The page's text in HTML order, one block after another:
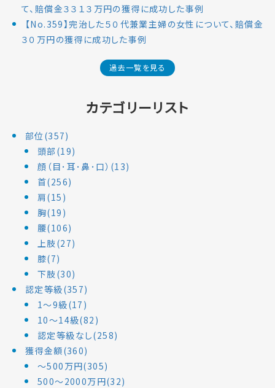
て、賠償金３３１３万円の獲得に成功した事例
【No.359】完治した５０代兼業主婦の女性について、賠償金
３０万円の獲得に成功した事例
過去一覧を見る
カテゴリーリスト
部位(357)
頭部(19)
顔（目･耳･鼻･口）(13)
首(256)
肩(15)
胸(19)
腰(106)
上肢(27)
膝(7)
下肢(30)
認定等級(357)
1～9級(17)
10～14級(82)
認定等級なし(258)
獲得金額(360)
～500万円(305)
500～2000万円(32)